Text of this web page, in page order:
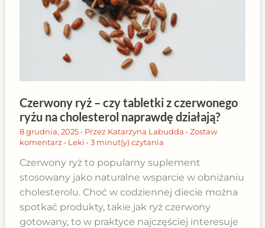
Czerwony ryż – czy tabletki z czerwonego
ryżu na cholesterol naprawdę działają?
8 grudnia, 2025 • Przez Katarzyna Labudda • Zostaw
komentarz • Leki • 3 minut(y) czytania
Czerwony ryż to popularny suplement
stosowany jako naturalne wsparcie w obniżaniu
cholesterolu. Choć w codziennej diecie można
spotkać produkty, takie jak ryż czerwony
gotowany, to w praktyce najczęściej interesuje